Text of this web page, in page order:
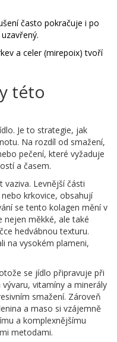
často pokračuje i po
a celer (mirepoix) tvoří
této
Je to strategie, jak
Na rozdíl od smažení,
pečení, které vyžaduje
a časem.
Levnější části
krkovice, obsahují
se tento kolagen mění v
nejen měkké, ale také
hedvábnou texturu.
na vysokém plameni,
se jídlo připravuje při
vitamíny a minerály
smažení. Zároveň
a maso si vzájemně
a komplexnějšímu
metodami.